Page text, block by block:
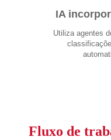
IA
Utiliza agentes
Fluxo de